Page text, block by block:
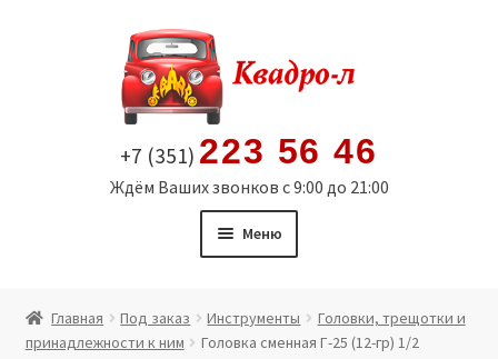
содержимому
+7 (351) 223 56 46
Ждём Ваших звонков с 9:00 до 21:00
Меню
Витрина
Главная Под заказ Инструменты
Головки, трещотки и
принадлежности к ним
Головка сменная Г-25 (12-гр) 1/2